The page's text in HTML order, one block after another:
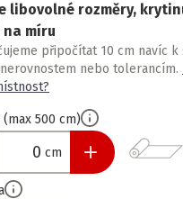
libovolné rozměry,
na míru
připočítat 10 cm navíc k
nebo tolerancím.
(max 500 cm)
cm